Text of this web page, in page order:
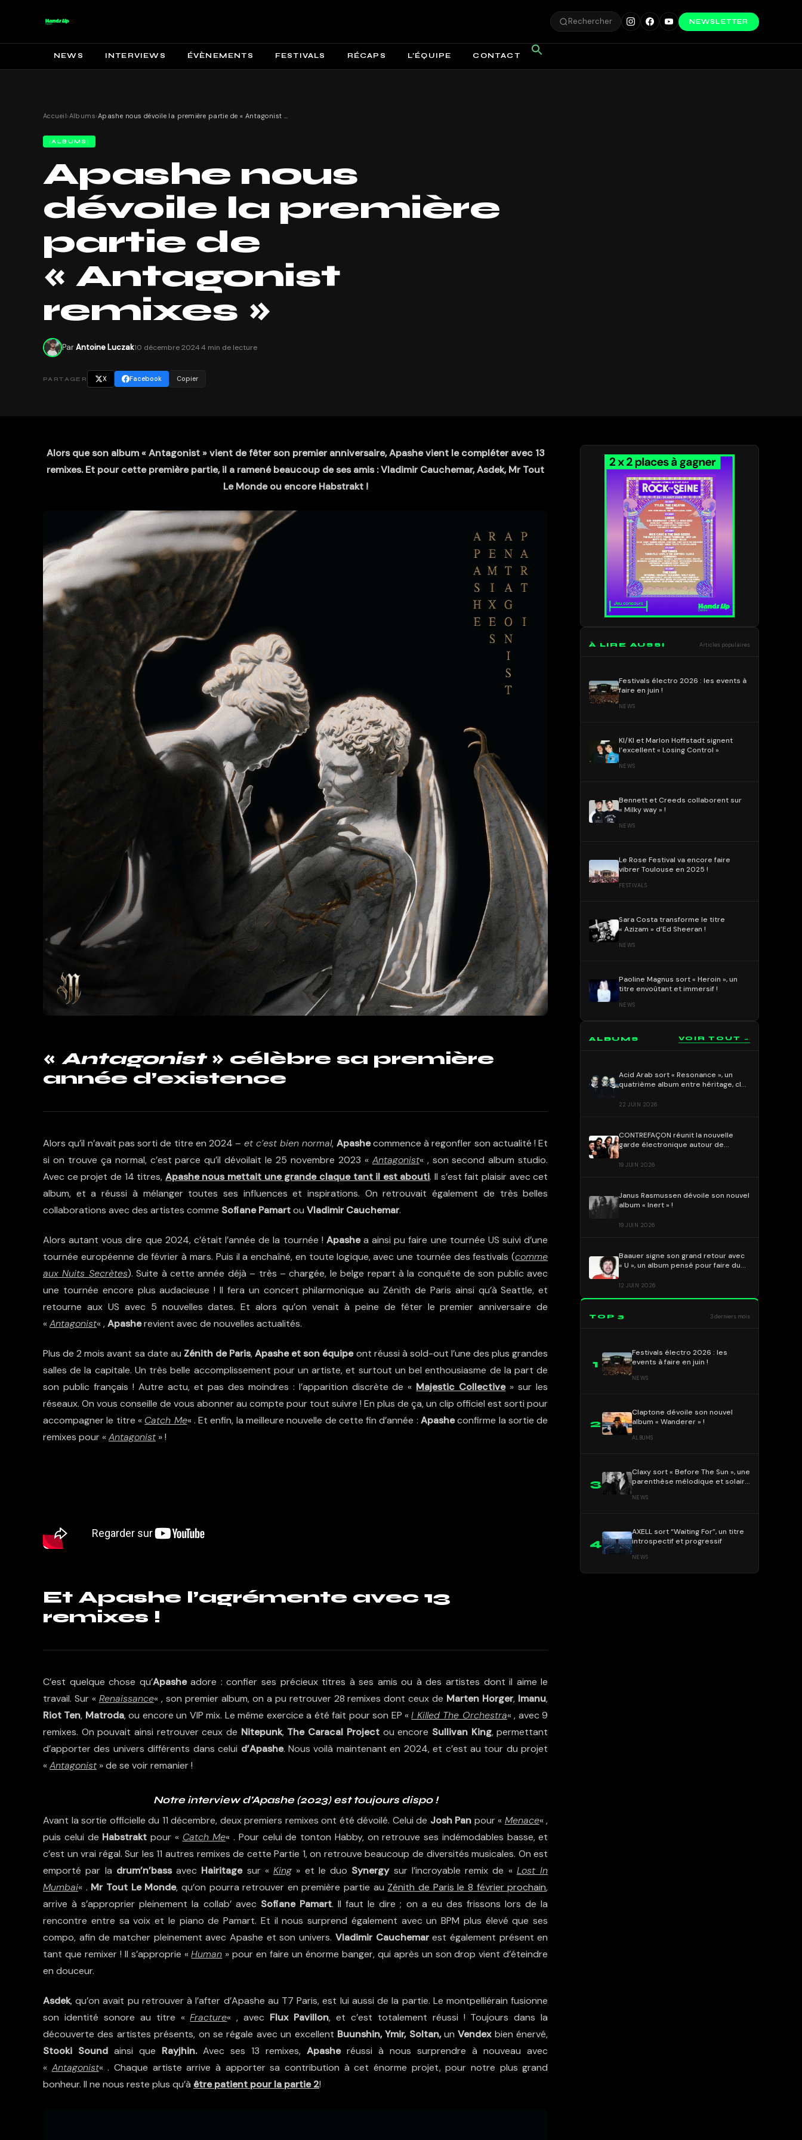
Rechercher NEWSLETTER
NEWS INTERVIEWS ÉVÈNEMENTS FESTIVALS RÉCAPS L’ÉQUIPE CONTACT
Accueil›Albums› Apashe nous dévoile la première partie de « Antagonist remixes »
ALBUMS
Apashe nous
dévoile la première
partie de
« Antagonist
remixes »
ParAntoine Luczak10 décembre 20244 min de lecture
PARTAGER X Facebook Copier
Alors que son album « Antagonist » vient de fêter son premier anniversaire, Apashe vient le compléter avec 13
remixes. Et pour cette première partie, il a ramené beaucoup de ses amis : Vladimir Cauchemar, Asdek, Mr Tout
Le Monde ou encore Habstrakt !
« Antagonist» célèbre sa première
année d’existence
Alors qu’il n’avait pas sorti de titre en 2024 – et c’est bien normal, Apashecommence à regonfler son actualité ! Et
si on trouve ça normal, c’est parce qu’il dévoilait le 25 novembre 2023 « Antagonist« , son second album studio.
Avec ce projet de 14 titres, Apashe nous mettait une grande claque tant il est abouti. Il s’est fait plaisir avec cet
album, et a réussi à mélanger toutes ses influences et inspirations. On retrouvait également de très belles
collaborations avec des artistes comme Sofiane Pamartou Vladimir Cauchemar.
Alors autant vous dire que 2024, c’était l’année de la tournée ! Apashea ainsi pu faire une tournée US suivi d’une
tournée européenne de février à mars. Puis il a enchaîné, en toute logique, avec une tournée des festivals (comme
aux Nuits Secrètes). Suite à cette année déjà – très – chargée, le belge repart à la conquête de son public avec
une tournée encore plus audacieuse ! Il fera un concert philarmonique au Zénith de Paris ainsi qu’à Seattle, et
retourne aux US avec 5 nouvelles dates. Et alors qu’on venait à peine de fêter le premier anniversaire de
«Antagonist« ,Apasherevient avec de nouvelles actualités.
Plus de 2 mois avant sa date au Zénith de Paris,Apashe et son équipeont réussi à sold-out l’une des plus grandes
salles de la capitale. Un très belle accomplissement pour un artiste, et surtout un bel enthousiasme de la part de
son public français ! Autre actu, et pas des moindres : l’apparition discrète de « Majestic Collective» sur les
réseaux. On vous conseille de vous abonner au compte pour tout suivre ! En plus de ça, un clip officiel est sorti pour
accompagner le titre « Catch Me« . Et enfin, la meilleure nouvelle de cette fin d’année :Apasheconfirme la sortie de
remixes pour «Antagonist » !
Et Apashe l’agrémente avec 13
remixes !
C’est quelque chose qu’Apasheadore : confier ses précieux titres à ses amis ou à des artistes dont il aime le
travail. Sur « Renaissance« , son premier album, on a pu retrouver 28 remixes dont ceux de Marten Horger, Imanu,
Riot Ten, Matroda, ou encore un VIP mix. Le même exercice a été fait pour son EP «I Killed The Orchestra« , avec 9
remixes. On pouvait ainsi retrouver ceux de Nitepunk, The Caracal Projectou encore Sullivan King, permettant
d’apporter des univers différents dans celui d’Apashe. Nous voilà maintenant en 2024, et c’est au tour du projet
«Antagonist » de se voir remanier !
Notre interview d’Apashe (2023) est toujours dispo !
Avant la sortie officielle du 11 décembre, deux premiers remixes ont été dévoilé. Celui de Josh Pan pour « Menace« ,
puis celui de Habstrakt pour « Catch Me« . Pour celui de tonton Habby, on retrouve ses indémodables basse, et
c’est un vrai régal. Sur les 11 autres remixes de cette Partie 1, on retrouve beaucoup de diversités musicales. On est
emporté par la drum’n’bassavec Hairitagesur «King » et le duo Synergysur l’incroyable remix de «Lost In
Mumbai« . Mr Tout Le Monde, qu’on pourra retrouver en première partie au Zénith de Paris le 8 février prochain,
arrive à s’approprier pleinement la collab’ avec Sofiane Pamart. Il faut le dire ; on a eu des frissons lors de la
rencontre entre sa voix et le piano de Pamart. Et il nous surprend également avec un BPM plus élevé que ses
compo, afin de matcher pleinement avec Apashe et son univers. Vladimir Cauchemarest également présent en
tant que remixer ! Il s’approprie «Human » pour en faire un énorme banger, qui après un son drop vient d’éteindre
en douceur.
Asdek, qu’on avait pu retrouver à l’after d’Apashe au T7 Paris, est lui aussi de la partie. Le montpelliérain fusionne
son identité sonore au titre «Fracture« , avec Flux Pavillon, et c’est totalement réussi ! Toujours dans la
découverte des artistes présents, on se régale avec un excellent Buunshin, Ymir, Soltan,unVendexbien énervé,
Stooki Sound ainsi que Rayjhin.Avec ses 13 remixes,Apasheréussi à nous surprendre à nouveau avec
« Antagonist« . Chaque artiste arrive à apporter sa contribution à cet énorme projet, pour notre plus grand
bonheur. Il ne nous reste plus qu’à être patient pour la partie 2!
À LIRE AUSSI Articles populaires
Festivals électro 2026 : les events à
faire en juin !
NEWS
KI/KI et Marlon Hoffstadt signent
l’excellent « Losing Control »
NEWS
Bennett et Creeds collaborent sur
« Milky way » !
NEWS
Le Rose Festival va encore faire
vibrer Toulouse en 2025 !
FESTIVALS
Sara Costa transforme le titre
« Azizam » d’Ed Sheeran !
NEWS
Paoline Magnus sort « Heroin », un
titre envoûtant et immersif !
NEWS
ALBUMS VOIR TOUT →
Acid Arab sort « Resonance », un
quatrième album entre héritage, club
22 JUIN 2026
CONTREFAÇON réunit la nouvelle
garde électronique autour de
19 JUIN 2026
Janus Rasmussen dévoile son nouvel
album « Inert » !
19 JUIN 2026
Baauer signe son grand retour avec
« U », un album pensé pour faire du
12 JUIN 2026
TOP 3 3 derniers mois
1
Festivals électro 2026 : les
events à faire en juin !
NEWS
2
Claptone dévoile son nouvel
album « Wanderer » !
ALBUMS
3
Claxy sort « Before The Sun », une
parenthèse mélodique et solaire
NEWS
4
AXELL sort “Waiting For”, un titre
introspectif et progressif
NEWS